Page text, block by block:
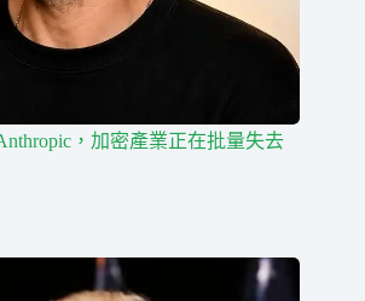
，加密產業正在批量失去